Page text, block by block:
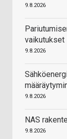
9.8.2026
vaikutukset
9.8.2026
9.8.2026
NAS
9.8.2026